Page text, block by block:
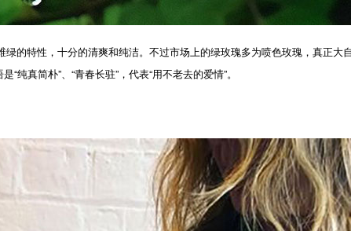
特性，十分的清爽和纯洁。不过市场上的绿玫瑰多为喷色玫瑰，真正大自
纯真简朴”、“青春长驻”，代表“用不老去的爱情”。